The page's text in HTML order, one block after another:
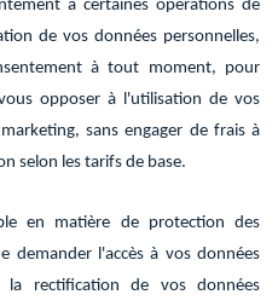
à certaines opérations de
de vos données personnelles,
à tout moment, pour
opposer à l'utilisation de vos
sans engager de frais à
selon les tarifs de base.
en matière de protection des
demander l'accès à vos données
la rectification de vos données